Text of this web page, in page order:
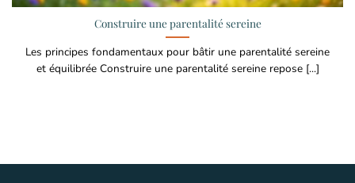
Construire une parentalité sereine
Les principes fondamentaux pour bâtir une parentalité sereine
et équilibrée Construire une parentalité sereine repose [...]